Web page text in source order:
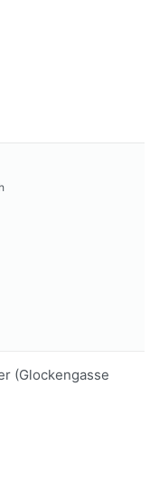
(Glockengasse